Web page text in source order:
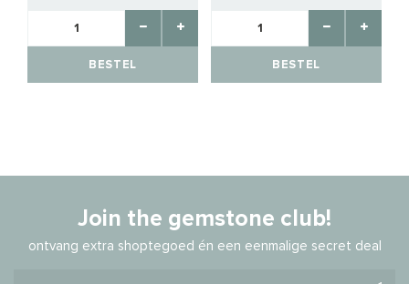
BESTEL BESTEL
Join the gemstone club!
ontvang extra shoptegoed én een eenmalige secret deal